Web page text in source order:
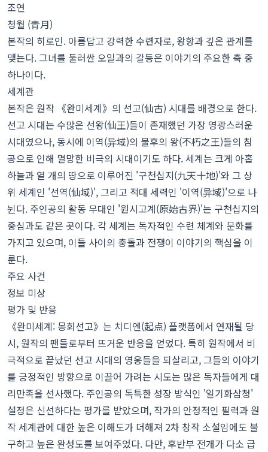
조연
청월 (青月)
본작의 히로인. 아름답고 강력한 수련자로, 왕항과 깊은 관계를
맺는다. 그녀를 둘러싼 오일과의 갈등은 이야기의 주요한 축 중
하나이다.
세계관
본작은 원작 《완미세계》의 선고(仙古) 시대를 배경으로 한다.
선고 시대는 수많은 선왕(仙王)들이 존재했던 가장 영광스러운
시대였으나, 동시에 이역(异域)의 불후의 왕(不朽之王)들의 침
공으로 인해 멸망한 비극의 시대이기도 하다. 세계는 크게 아홉
하늘과 열 개의 땅으로 이루어진 '구천십지(九天十地)'와 그 상
위 세계인 '선역(仙域)', 그리고 적대 세력인 '이역(异域)'으로 나
뉜다. 주인공의 활동 무대인 '원시고계(原始古界)'는 구천십지의
중심과도 같은 곳이다. 각 세계는 독자적인 수련 체계와 문화를
가지고 있으며, 이들 사이의 충돌과 전쟁이 이야기의 핵심을 이
룬다.
주요 사건
정보 미상
평가 및 반응
《완미세계: 몽회선고》는 치디엔(起点) 플랫폼에서 연재될 당
시, 원작의 팬들로부터 뜨거운 반응을 얻었다. 특히 원작에서 비
극적으로 끝났던 선고 시대의 영웅들을 되살리고, 그들의 이야기
를 긍정적인 방향으로 이끌어 가려는 시도는 많은 독자들에게 대
리만족을 선사했다. 주인공의 독특한 성장 방식인 '일기화삼청'
설정은 신선하다는 평가를 받았으며, 작가의 안정적인 필력과 원
작 세계관에 대한 높은 이해도가 더해져 2차 창작 소설임에도 불
구하고 높은 완성도를 보여주었다. 다만, 후반부 전개가 다소 급